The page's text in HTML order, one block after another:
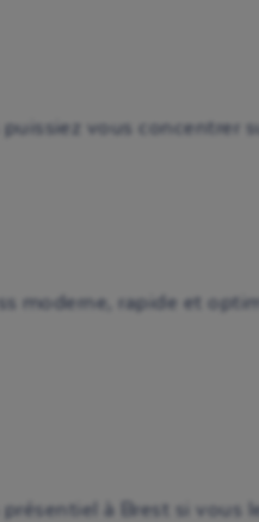
vous concentrer
moderne, rapide et
à Brest si vous